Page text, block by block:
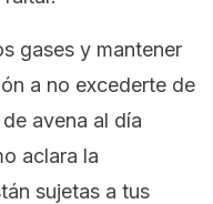
gases y mantener
a no excederte de
avena al día
aclara la
sujetas a tus